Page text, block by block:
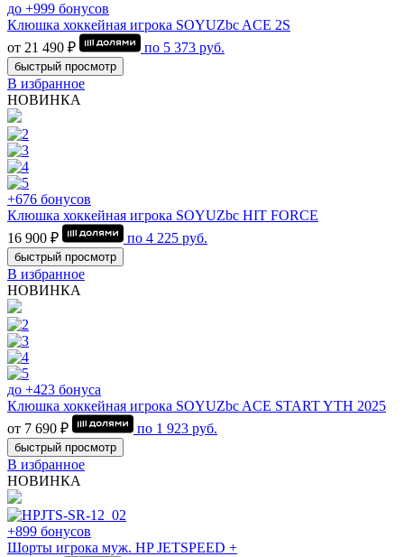
до +999 бонусов
Клюшка хоккейная игрока SOYUZbc ACE 2S
от 21 490 ₽
по 5 373 руб.
быстрый просмотр
В избранное
НОВИНКА
+676 бонусов
Клюшка хоккейная игрока SOYUZbc HIT FORCE
16 900 ₽
по 4 225 руб.
быстрый просмотр
В избранное
НОВИНКА
до +423 бонуса
Клюшка хоккейная игрока SOYUZbc ACE START YTH 2025
от 7 690 ₽
по 1 923 руб.
быстрый просмотр
В избранное
НОВИНКА
+899 бонусов
Шорты игрока муж. HP JETSPEED +